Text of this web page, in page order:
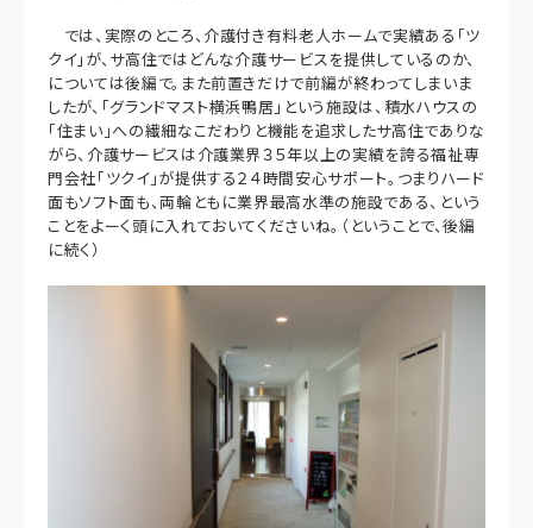
では、実際のところ、介護付き有料老人ホームで実績ある「ツ
クイ」が、サ高住ではどんな介護サービスを提供しているのか、
については後編で。また前置きだけで前編が終わってしまいま
したが、「グランドマスト横浜鴨居」という施設は、積水ハウスの
「住まい」への繊細なこだわりと機能を追求したサ高住でありな
がら、介護サービスは介護業界３５年以上の実績を誇る福祉専
門会社「ツクイ」が提供する２４時間安心サポート。つまりハード
面もソフト面も、両輪ともに業界最高水準の施設である、という
ことをよーく頭に入れておいてくださいね。（ということで、後編
に続く）